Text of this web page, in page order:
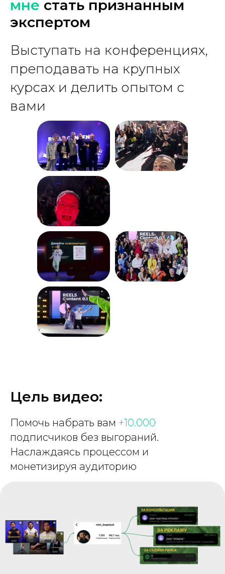
мне стать признанным
экспертом
Выступать на конференциях,
преподавать на крупных
курсах и делить опытом с
вами
Цель видео:
Помочь набрать вам +10.000
подписчиков без выгораний.
Наслаждаясь процессом и
монетизируя аудиторию